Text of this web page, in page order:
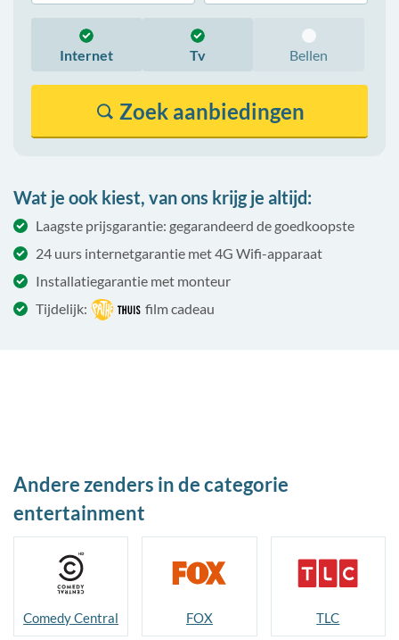
Internet Tv Bellen
Zoek aanbiedingen
Wat je ook kiest, van ons krijg je altijd:
Laagste prijsgarantie: gegarandeerd de goedkoopste
24 uurs internetgarantie met 4G Wifi-apparaat
Installatiegarantie met monteur
Tijdelijk:
film cadeau
Andere zenders in de categorie
entertainment
Comedy Central FOX TLC